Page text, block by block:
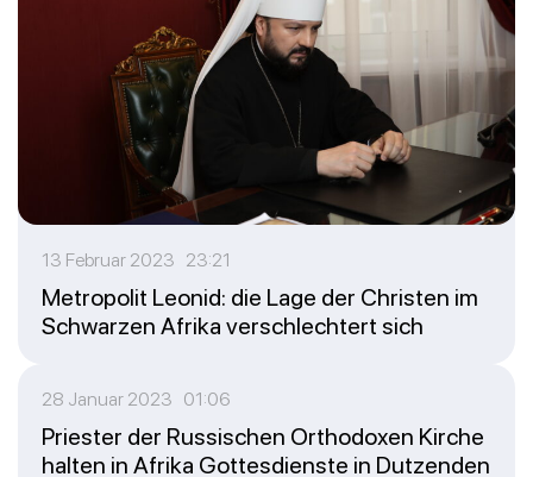
13 Februar 2023 23:21
Metropolit Leonid: die Lage der Christen im
Schwarzen Afrika verschlechtert sich
28 Januar 2023 01:06
Priester der Russischen Orthodoxen Kirche
halten in Afrika Gottesdienste in Dutzenden